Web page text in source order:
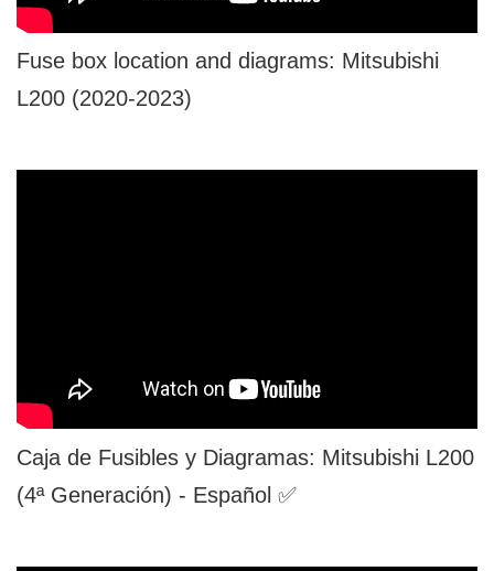
Fuse box location and diagrams: Mitsubishi
L200 (2020-2023)
Caja de Fusibles y Diagramas: Mitsubishi L200
(4ª Generación) - Español ✅